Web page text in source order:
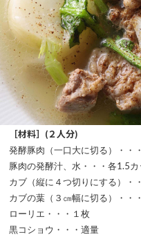
［材料］(２人分)
発酵豚肉（一口大に切る）・・
豚肉の発酵汁、水・・・各1.5カ
カブ（縦に４つ切りにする）・
カブの葉（３㎝幅に切る）・・
ローリエ・・・１枚
黒コショウ・・・適量